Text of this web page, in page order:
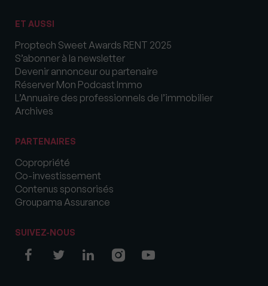
ET AUSSI
Proptech Sweet Awards RENT 2025
S’abonner à la newsletter
Devenir annonceur ou partenaire
Réserver Mon Podcast Immo
L’Annuaire des professionnels de l’immobilier
Archives
PARTENAIRES
Copropriété
Co-investissement
Contenus sponsorisés
Groupama Assurance
SUIVEZ-NOUS